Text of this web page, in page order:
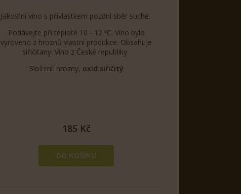
Jakostní víno s přívlastkem pozdní sběr suché.
Podávejte při teplotě 10 - 12 ºC. Víno bylo
vyroveno z hroznů vlastní produkce. Obsahuje
siřičitany. Víno z České republiky.
Složení: hrozny, oxid siřičitý
185 Kč